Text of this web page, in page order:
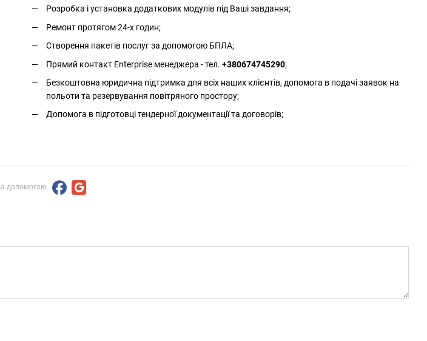
Розробка і установка додаткових модулів під Ваші завдання;
Ремонт протягом 24-х годин;
Створення пакетів послуг за допомогою БПЛА;
Прямий контакт Enterprise менеджера - тел. +380674745290;
Безкоштовна юридична підтримка для всіх наших клієнтів, допомога в подачі заявок на
польоти та резервування повітряного простору;
Допомога в підготовці тендерної документації та договорів;
допомогою